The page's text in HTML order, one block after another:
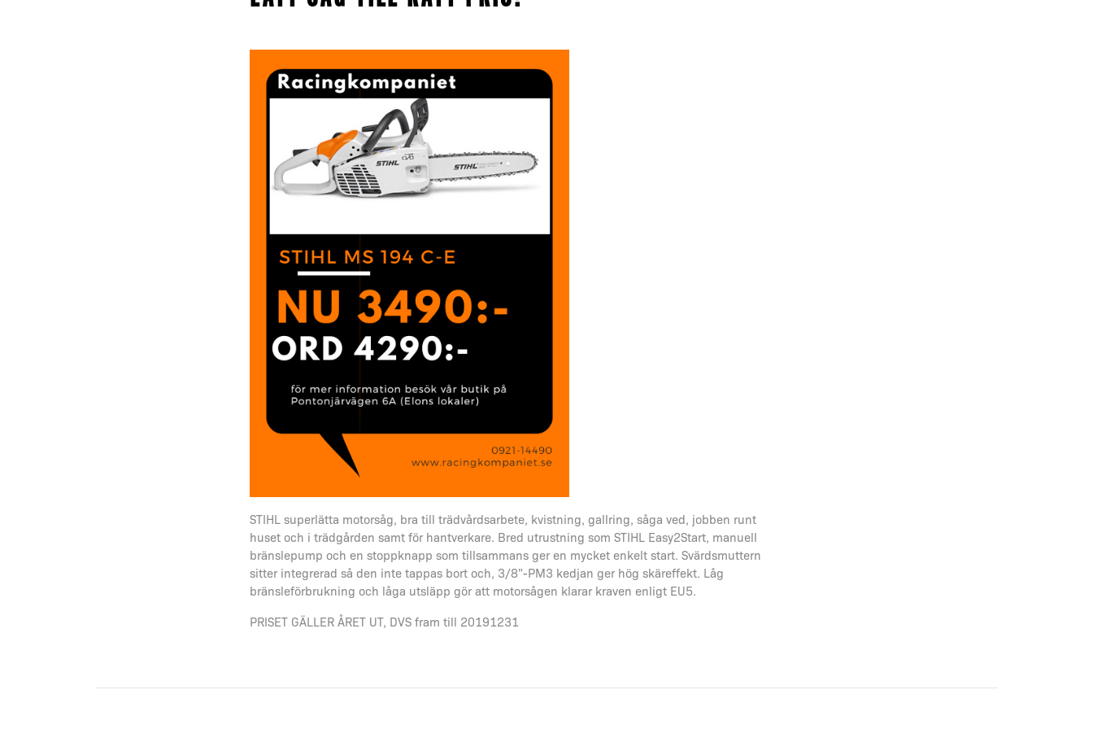
STIHL superlätta motorsåg, bra till trädvårdsarbete, kvistning, gallring, såga ved, jobben runt
huset och i trädgården samt för hantverkare. Bred utrustning som STIHL Easy2Start, manuell
bränslepump och en stoppknapp som tillsammans ger en mycket enkelt start. Svärdsmuttern
sitter integrerad så den inte tappas bort och, 3/8"-PM3 kedjan ger hög skäreffekt. Låg
bränsleförbrukning och låga utsläpp gör att motorsågen klarar kraven enligt EU5.
PRISET GÄLLER ÅRET UT, DVS fram till 20191231